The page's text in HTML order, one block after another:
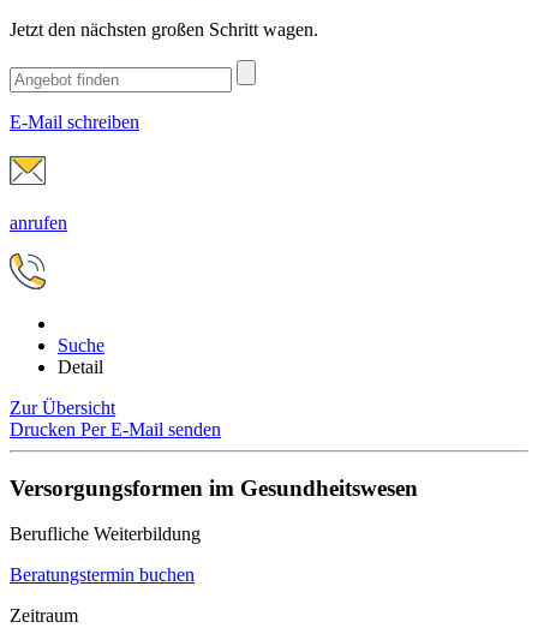
Jetzt den nächsten großen Schritt wagen.
E-Mail schreiben
anrufen
Suche
Detail
Zur Übersicht
Drucken Per E-Mail senden
Versorgungsformen im Gesundheitswesen
Berufliche Weiterbildung
Beratungstermin buchen
Zeitraum